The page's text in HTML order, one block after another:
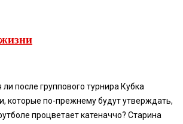
ли после группового турнира Кубка
которые по-прежнему будут утверждать,
процветает катеначчо? Старина